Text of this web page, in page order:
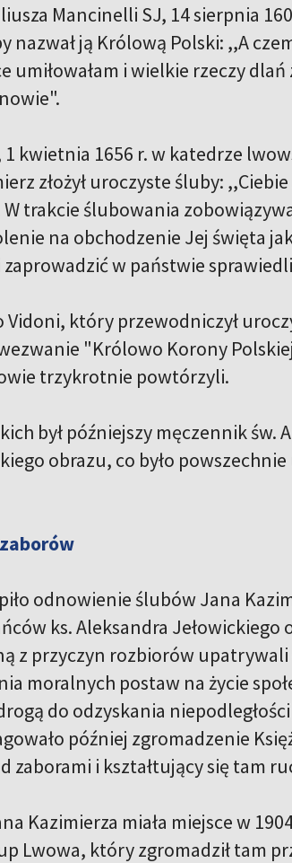
Mancinelli SJ, 14 sierpnia
nazwał ją Królową Polski: ,,A
umiłowałam i wielkie rzeczy
1 kwietnia 1656 r. w katedrze
złożył uroczyste śluby:
trakcie ślubowania
na obchodzenie Jej święta
w państwie
który przewodniczył
"Królowo Korony
trzykrotnie powtórzyli.
był późniejszy męczennik św.
obrazu, co było
odnowienie ślubów Jana
ks. Aleksandra Jełowickiego
z przyczyn rozbiorów
moralnych postaw na życie
do odzyskania
później zgromadzenie
zaborami i kształtujący się tam
Kazimierza miała miejsce w
Lwowa, który zgromadził tam